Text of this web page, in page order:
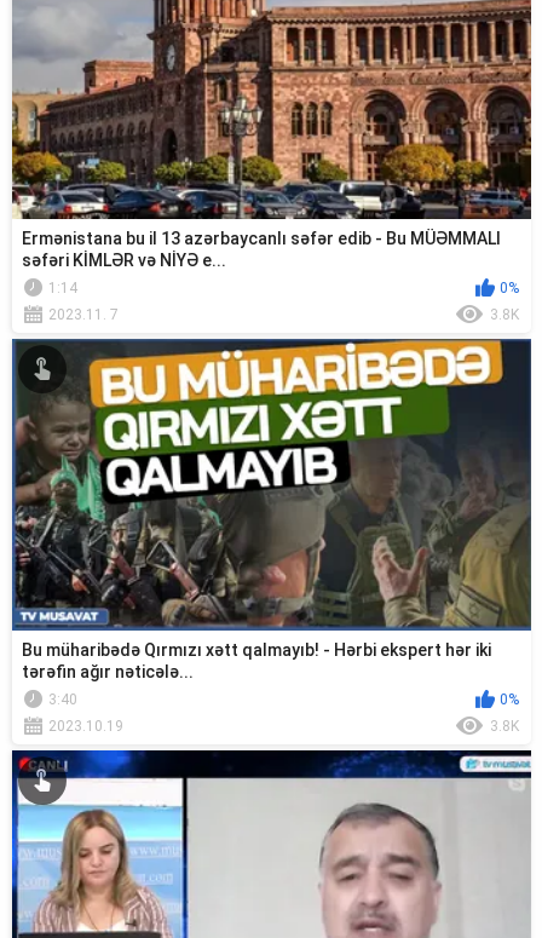
Ermənistana bu il 13 azərbaycanlı səfər edib - Bu MÜƏMMALI
səfəri KİMLƏR və NİYƏ e...
1:14
0%
2023.11. 7
3.8K
Bu müharibədə Qırmızı xətt qalmayıb! - Hərbi ekspert hər iki
tərəfin ağır nəticələ...
3:40
0%
2023.10.19
3.8K